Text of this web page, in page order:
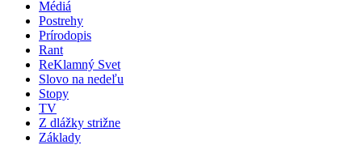
Médiá
Postrehy
Prírodopis
Rant
ReKlamný Svet
Slovo na nedeľu
Stopy
TV
Z dlážky strižne
Základy